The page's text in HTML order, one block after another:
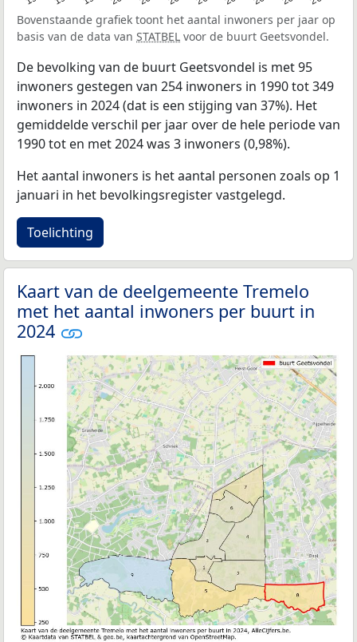
Bovenstaande grafiek toont het aantal inwoners per jaar op
basis van de data van STATBEL voor de buurt Geetsvondel.
De bevolking van de buurt Geetsvondel is met 95
inwoners gestegen van 254 inwoners in 1990 tot 349
inwoners in 2024 (dat is een stijging van 37%). Het
gemiddelde verschil per jaar over de hele periode van
1990 tot en met 2024 was 3 inwoners (0,98%).
Het aantal inwoners is het aantal personen zoals op 1
januari in het bevolkingsregister vastgelegd.
Toelichting
Kaart van de deelgemeente Tremelo
met het aantal inwoners per buurt in
2024